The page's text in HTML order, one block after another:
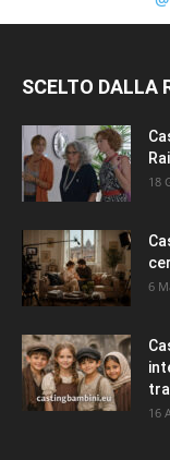
SCELTO DALLA
18
6
16